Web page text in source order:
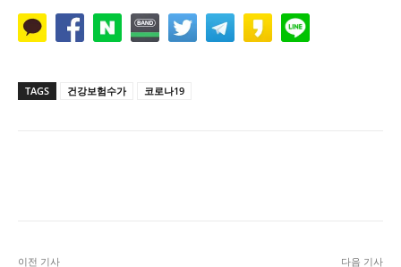
TAGS 건강보험수가 코로나19
이전 기사 다음 기사